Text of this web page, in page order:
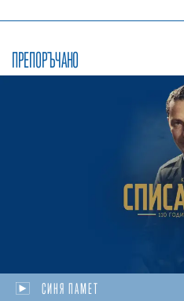
ПРЕПОРЪЧАНО
СИНЯ ПАМЕТ